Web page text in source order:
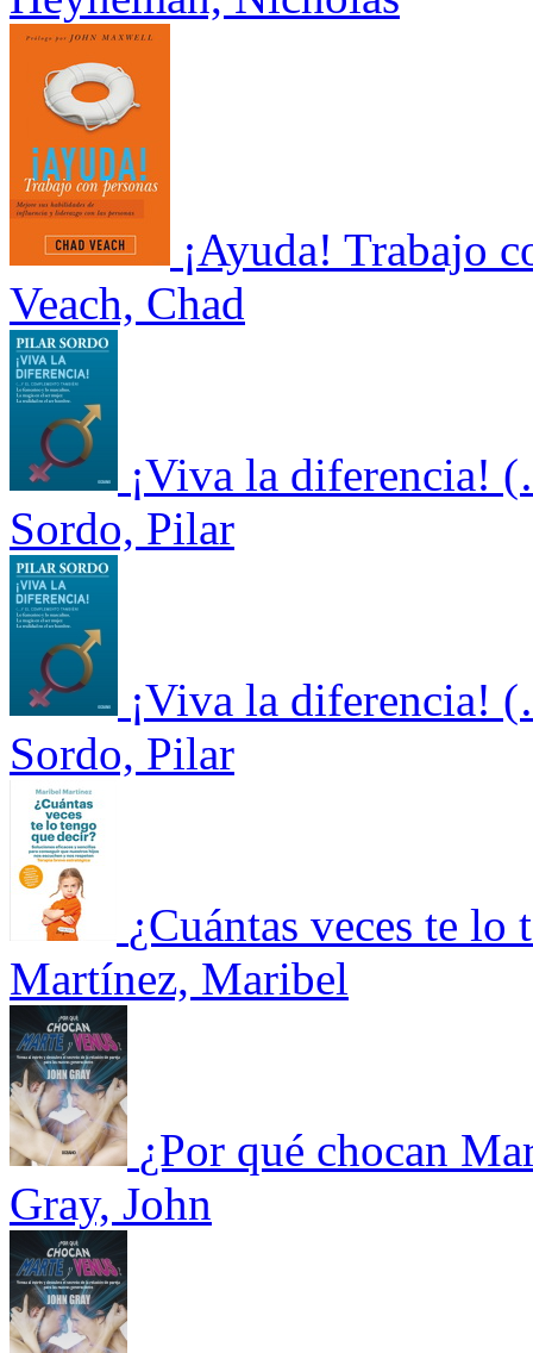
¡Ayuda! Trabajo
Veach, Chad
¡Viva la diferencia!
Sordo, Pilar
¡Viva la diferencia!
Sordo, Pilar
¿Cuántas veces te lo
Martínez, Maribel
¿Por qué chocan
Gray, John